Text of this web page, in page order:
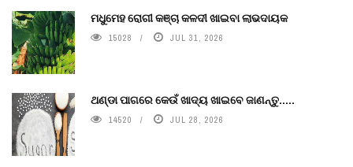
ମଧୁମେହ ରୋଗୀ କଞ୍ଚା କଳଦୀ ଖାଇବା ଲାଭଦାୟକ
15028 JUL 31, 2026
ଥଣ୍ଡା ପାଗରେ କେଉଁ ଖାଦ୍ୟ ଖାଇବେ ଜାଣନ୍ତୁ.....
14520 JUL 28, 2026